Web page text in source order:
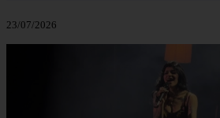
23/07/2026